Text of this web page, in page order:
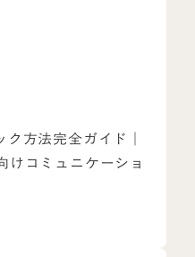
方法完全ガイド｜
コミュニケーショ